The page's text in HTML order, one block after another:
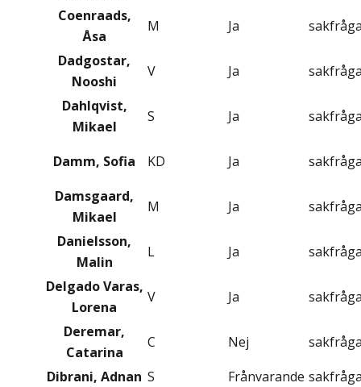
Coenraads,
Åsa
M Ja
Dadgostar,
Nooshi
V Ja
Dahlqvist,
Mikael
S Ja
Damm, Sofia KD Ja
Damsgaard,
Mikael
M Ja
Danielsson,
Malin
L Ja
Delgado Varas,
Lorena
V Ja
Deremar,
Catarina
C Nej
Dibrani, Adnan S Frånvarande